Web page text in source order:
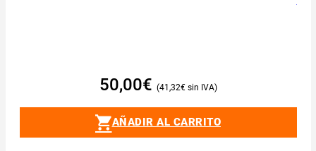
50,00€ 41,32€
AÑADIR AL CARRITO